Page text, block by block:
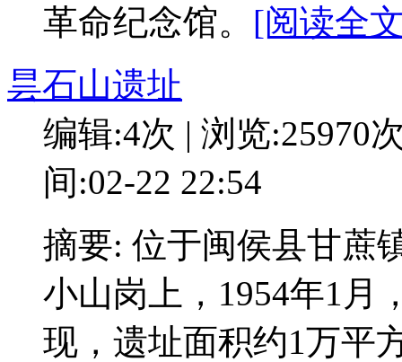
革命纪念馆。 [阅读全
昙石山遗址
编辑:4次 | 浏览:25970
间:02-22 22:54
摘要: 位于闽侯县甘蔗
小山岗上，1954年1月
现，遗址面积约1万平